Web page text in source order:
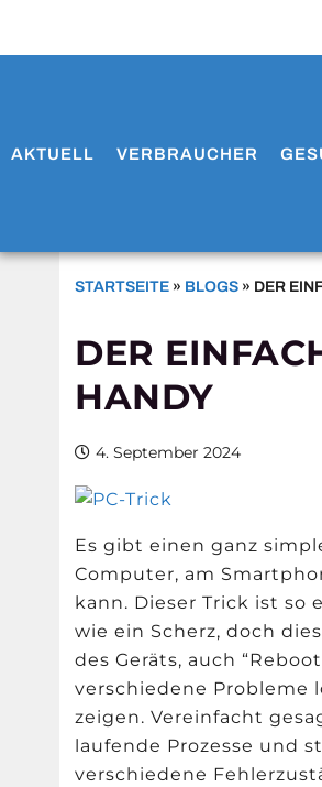
AKTUELL VERBRAUCHER
STARTSEITE » BLOGS » DER
DER
HANDY
4. September 2024
Es gibt einen ganz
Computer, am
kann. Dieser Trick ist so
wie ein Scherz, doch
des Geräts, auch
verschiedene Probleme
zeigen. Vereinfacht
laufende Prozesse und
verschiedene